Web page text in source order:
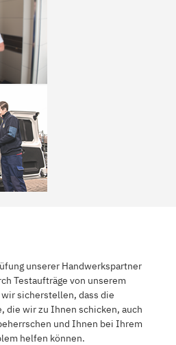
unserer Handwerkspartner
Testaufträge von unserem
sicherstellen, dass die
die wir zu Ihnen schicken, auch
und Ihnen bei Ihrem
helfen können.